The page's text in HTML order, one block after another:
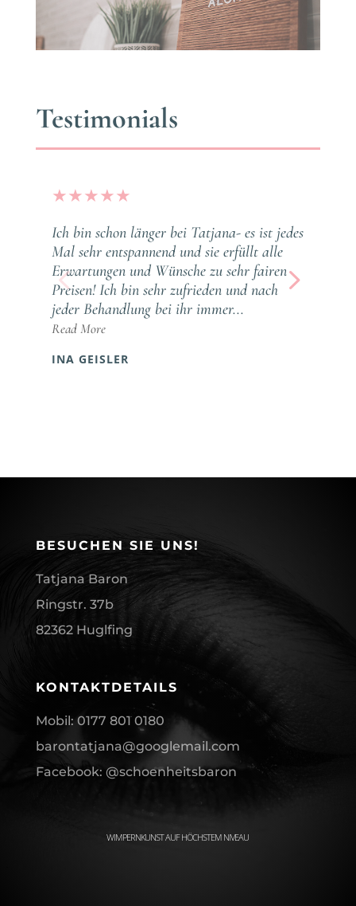
Testimonials
★★★★★
Ich bin schon länger bei Tatjana- es ist jedes
Mal sehr entspannend und sie erfüllt alle
Erwartungen und Wünsche zu sehr fairen
Preisen! Ich bin sehr zufrieden und nach
jeder Behandlung bei ihr immer...
Read More
INA GEISLER
BESUCHEN SIE UNS!
Tatjana Baron
Ringstr. 37b
82362 Huglfing
KONTAKTDETAILS
Mobil: 0177 801 0180
barontatjana@googlemail.com
Facebook: @schoenheitsbaron
WIMPERNKUNST AUF HÖCHSTEM NIVEAU